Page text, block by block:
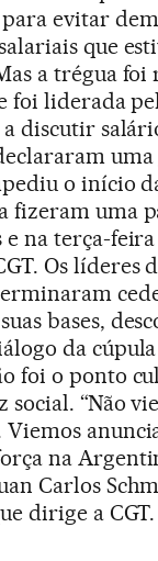
evitar
que
a trégua
foi liderada
discutir
uma
o início
fizeram uma
e na terça-
Os líderes
bases,
da
foi o ponto
social. “Não
Viemos
na
Carlos
dirige a CGT.